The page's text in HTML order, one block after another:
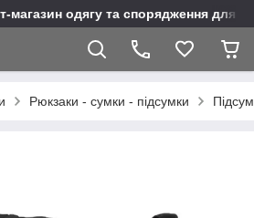
магазин одягу та спорядження для
Рюкзаки - сумки - підсумки